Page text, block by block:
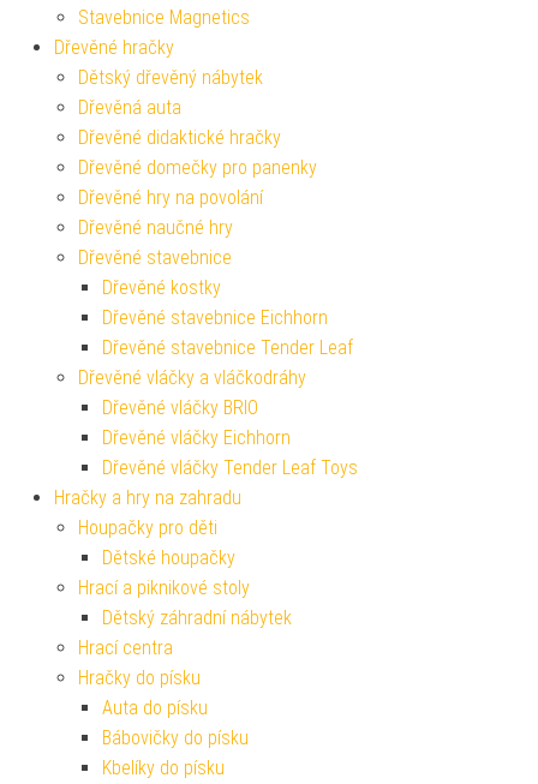
Stavebnice Magnetics
Dřevěné hračky
Dětský dřevěný nábytek
Dřevěná auta
Dřevěné didaktické hračky
Dřevěné domečky pro panenky
Dřevěné hry na povolání
Dřevěné naučné hry
Dřevěné stavebnice
Dřevěné kostky
Dřevěné stavebnice Eichhorn
Dřevěné stavebnice Tender Leaf
Dřevěné vláčky a vláčkodráhy
Dřevěné vláčky BRIO
Dřevěné vláčky Eichhorn
Dřevěné vláčky Tender Leaf Toys
Hračky a hry na zahradu
Houpačky pro děti
Dětské houpačky
Hrací a piknikové stoly
Dětský záhradní nábytek
Hrací centra
Hračky do písku
Auta do písku
Bábovičky do písku
Kbelíky do písku